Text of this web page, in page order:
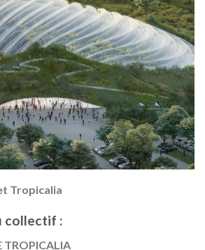
Tropicalia
collectif :
TROPICALIA